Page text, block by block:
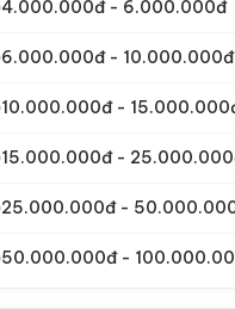
4.000.000đ - 6.000.000đ
6.000.000đ - 10.000.000đ
10.000.000đ -
15.000.000đ -
25.000.000đ -
50.000.000đ -